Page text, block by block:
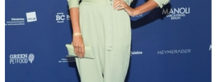
Wir verwenden Cookies, um Inhalte und Anzeigen zu
personalisieren, Funktionen für soziale Medien anbieten
zu können und die Zugriffe auf unsere Website zu
analysieren. Außerdem geben wir Informationen zu Ihrer
Verwendung unserer Website an unsere Partner für
soziale Medien, Werbung und Analysen weiter. Unsere